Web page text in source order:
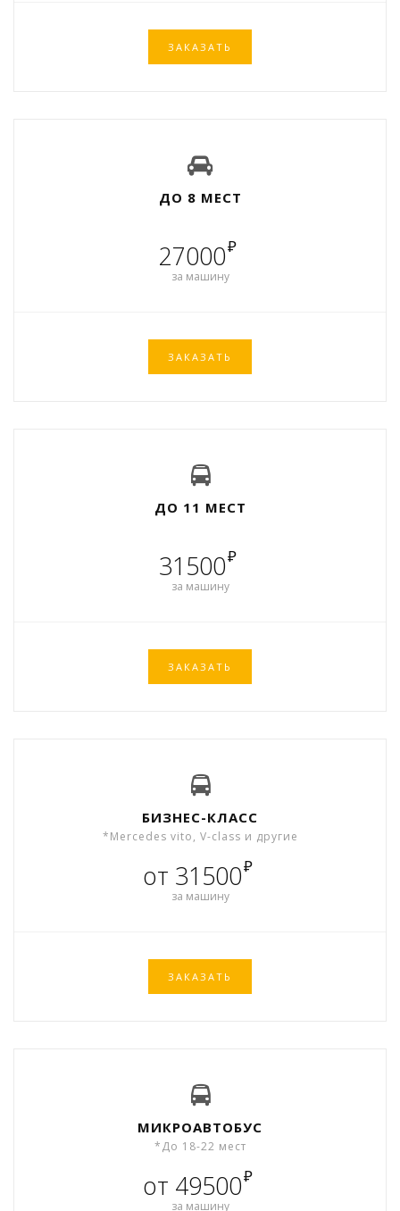
ЗАКАЗАТЬ
ДО 8 МЕСТ
27000₽
за машину
ЗАКАЗАТЬ
ДО 11 МЕСТ
31500₽
за машину
ЗАКАЗАТЬ
БИЗНЕС-КЛАСС
*Mercedes vito, V-class и другие
от 31500₽
за машину
ЗАКАЗАТЬ
МИКРОАВТОБУС
*До 18-22 мест
от 49500₽
за машину